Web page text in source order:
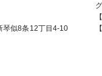
琴似8条12丁目4-10